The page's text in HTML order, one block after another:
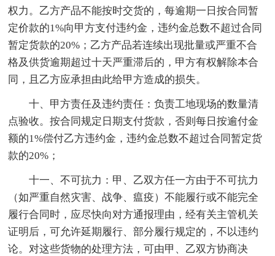
权力。乙方产品不能按时交货的，每逾期一日按合同暂
定价款的1%向甲方支付违约金，违约金总数不超过合同
暂定货款的20%；乙方产品若连续出现批量或严重不合
格及供货逾期超过十天严重滞后的，甲方有权解除本合
同，且乙方应承担由此给甲方造成的损失。
十、甲方责任及违约责任：负责工地现场的数量清
点验收。按合同规定日期支付货款，否则每日按逾付金
额的1%偿付乙方违约金，违约金总数不超过合同暂定货
款的20%；
十一、不可抗力：甲、乙双方任一方由于不可抗力
（如严重自然灾害、战争、瘟疫）不能履行或不能完全
履行合同时，应尽快向对方通报理由，经有关主管机关
证明后，可允许延期履行、部分履行规定的，不以违约
论。对这些货物的处理方法，可由甲、乙双方协商决